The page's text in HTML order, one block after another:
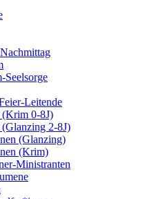
Seelsorge
Leitende
0-8J)
2-8J)
(Glanzing)
(Krim)
Ministranten